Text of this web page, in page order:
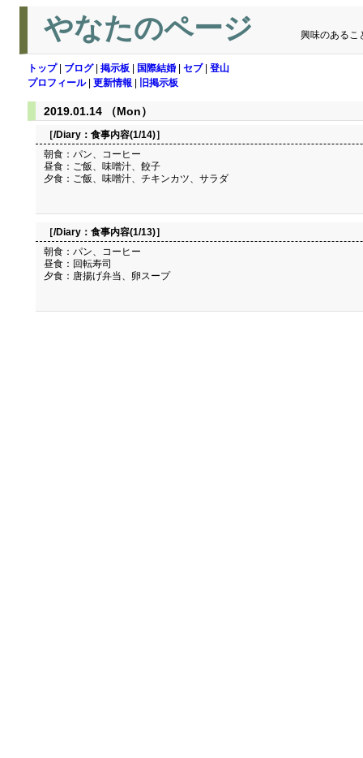
やなたのページ 興味のあるこ
トップ| ブログ| 掲示板 国際結婚 セブ| 登山
プロフィール| 更新情報 旧掲示板
2019.01.14 （Mon）
［/Diary： 食事内容(1/14)］
朝食：パン、コーヒー
昼食：ご飯、味噌汁、餃子
夕食：ご飯、味噌汁、チキンカツ、サラダ
［/Diary： 食事内容(1/13)］
朝食：パン、コーヒー
昼食：回転寿司
夕食：唐揚げ弁当、卵スープ